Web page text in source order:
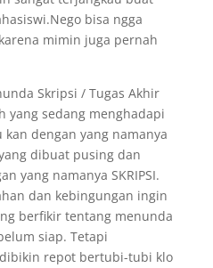
bisa ngga
mimin juga pernah
Skripsi / Tugas Akhir
yang sedang menghadapi
dengan yang namanya
yang dibuat pusing dan
yang namanya SKRIPSI.
dan kebingungan ingin
berfikir tentang menunda
siap. Tetapi
repot bertubi-tubi klo